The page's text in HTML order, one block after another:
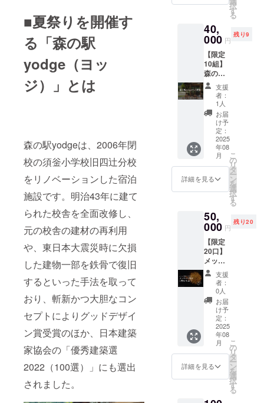
■夏祭りを開催す
る「森の駅
yodge（ヨッ
ジ）」とは
森の駅yodgeは、2006年閉
校の須釡小学校旧四辻分校
をリノベーションした宿泊
施設です。明治43年に建て
られた校舎を全面改修し、
元の校舎の建材の再利⽤
や、東⽇本⼤震災時に⽋損
した建物⼀部を鉄⾻で復旧
するといった⼿法を取って
おり、斬新かつ⼤胆なコン
セプトによりグッドデザイ
ン賞受賞のほか、日本建築
家協会の「優秀建築選
2022（100選）」にも選出
されました。
ていま
す！ ※
有効期
限：夏
祭り当
日のみ
※ご利用
「yodg
eが出店
する
ブース
（フー
ド・ド
リンク
の予
定）」
店舗・
出店で
は使用
できま
せん。
※有効期
限は夏
祭り当
日のみ
です。
おつり
は出ま
せんの
でご了
承くだ
※チケッ
トは夏
当日の1
火とと
もに、
あなた
からの
メッ
セージ
（50文
字以
内）を
アナウ
ンスに
て読み
上げま
す。 誕
生日祝
いや感
謝の言
間を演
出しま
す。 ※5
万円の
プラン
よりも
打ち上
げ花火
のサイ
ズが小
さいプ
ランと
なりま
す。 ※
メッ
セージ
（50文
択
す
る
40,
000 円
残り9
【限定
10組】
森の駅
yodge
ペア宿
泊券（1
泊2食
付） 森
の駅
yodge
でご利
用いた
だけ
る、1泊
2食付き
のペア
です。
のどか
な里山
の景色
に囲ま
れなが
ら、
ゆった
りと流
れる時
間を大
切な方
ととも
にお過
ごしく
ださ
い。日
支援
者：
1人
お届
け予
定：
2025
年08
月
詳細を見る
こ
の
リ
タ
ー
ン
を
選
択
す
る
50,
000 円
残り20
【限定
20口】
メッ
セージ
花火 あ
なたの
想いを
夜空に
届ける
特別な
リター
ンで
す。 夏
祭り当
日の1発
の花火
支援
者：
0人
お届
け予
定：
2025
年08
月
詳細を見る
こ
の
リ
タ
ー
ン
を
選
択
す
る